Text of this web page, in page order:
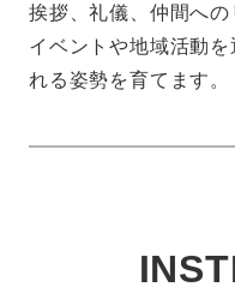
挨拶、礼儀、仲間への
イベントや地域活動
れる姿勢を育てます。